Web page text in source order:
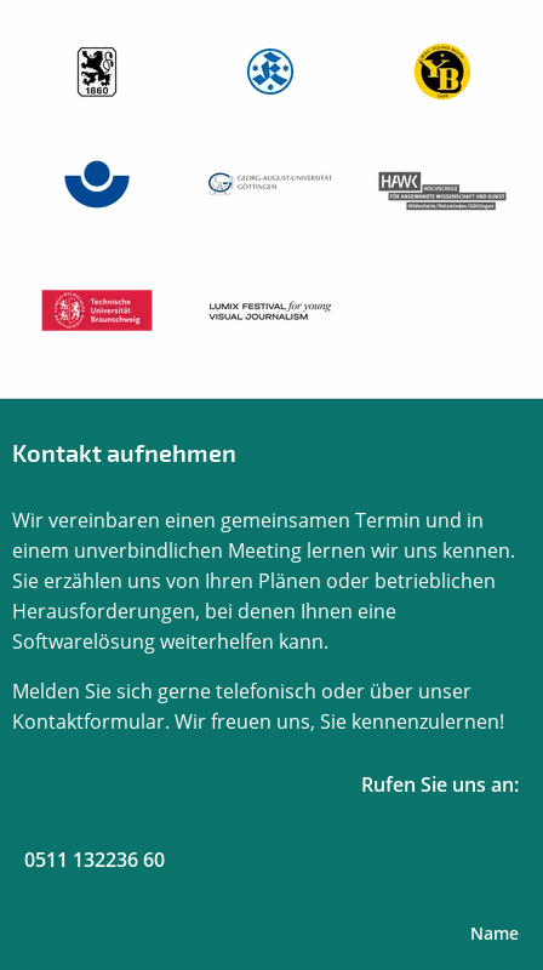
Kontakt aufnehmen
Wir vereinbaren einen gemeinsamen Termin und in
einem unverbindlichen Meeting lernen wir uns kennen.
Sie erzählen uns von Ihren Plänen oder betrieblichen
Herausforderungen, bei denen Ihnen eine
Softwarelösung weiterhelfen kann.
Melden Sie sich gerne telefonisch oder über unser
Kontaktformular. Wir freuen uns, Sie kennenzulernen!
Rufen Sie uns an:
0511 132236 60
Name